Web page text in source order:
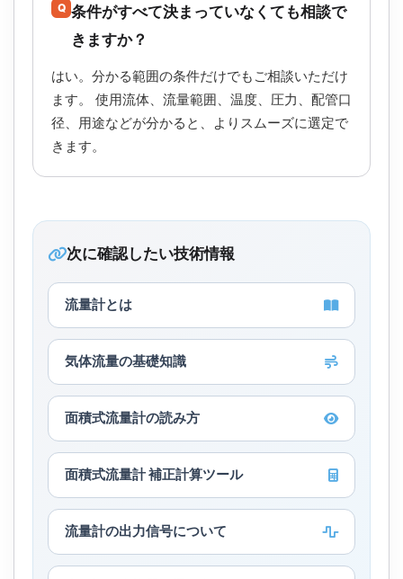
Q 条件がすべて決まっていなくても相談で
きますか？
はい。分かる範囲の条件だけでもご相談いただけ
ます。 使用流体、流量範囲、温度、圧力、配管口
径、用途などが分かると、よりスムーズに選定で
きます。
次に確認したい技術情報
流量計とは
気体流量の基礎知識
面積式流量計の読み方
面積式流量計 補正計算ツール
流量計の出力信号について